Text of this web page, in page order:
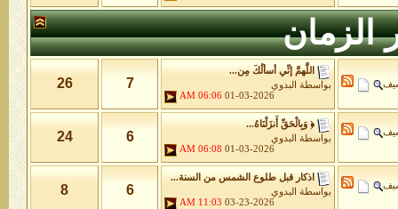
الزمان
اللَّهمَّ إنِّي أسألُكَ مِن...
بواسطة
البدوي
01-03-2026
06:06 AM
7
26
﴿ وَبِالْحَقِّ أَنزَلْنَاهُ...
بواسطة
البدوي
01-03-2026
06:08 AM
6
24
اذكار قبل طلوع الشمس من السنة...
بواسطة
البدوي
03-23-2026
11:03 AM
6
8